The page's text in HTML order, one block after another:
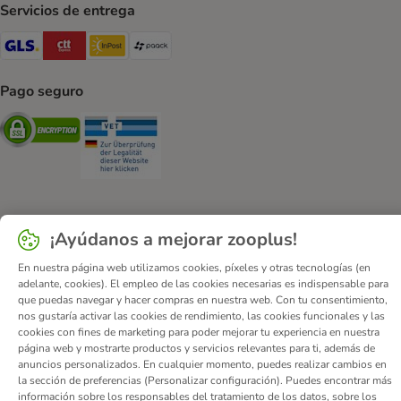
Servicios de entrega
GLS Shipping Method
CTTExpress Shipping Method
InPost Shipping Method
Pago seguro
Security
Quiénes somos Empleo Corporate Website
Condiciones comerciales generales
DSA
Formulario de desistimiento
Contacto
Gastos de envío y plazo de entrega
Formas de pago
Programa de afiliación
Protección de datos
Declaración de accesibilidad
© zooplus SE 2026
¡Ayúdanos a mejorar zooplus!
En nuestra página web utilizamos cookies, píxeles y otras tecnologías (en
adelante, cookies). El empleo de las cookies necesarias es indispensable para
que puedas navegar y hacer compras en nuestra web. Con tu consentimiento,
nos gustaría activar las cookies de rendimiento, las cookies funcionales y las
cookies con fines de marketing para poder mejorar tu experiencia en nuestra
página web y mostrarte productos y servicios relevantes para ti, además de
anuncios personalizados. En cualquier momento, puedes realizar cambios en
la sección de preferencias (Personalizar configuración). Puedes encontrar más
información sobre los responsables del tratamiento de los datos, sobre los